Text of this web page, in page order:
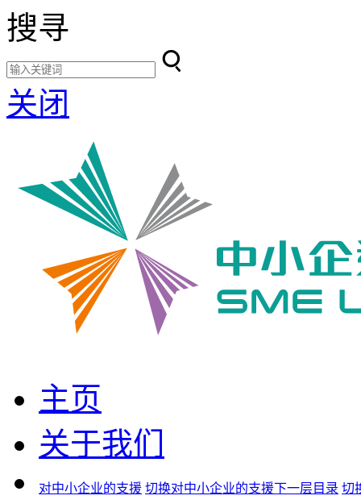
搜寻
关闭
主页
关于我们
对中小企业的支援 切换对中小企业的支援下一层目录 切